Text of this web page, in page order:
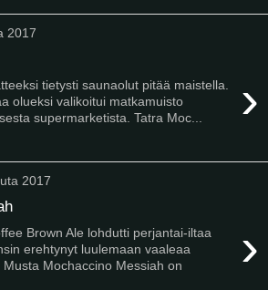
2017
›
tietysti saunaolut pitää maistella.
olueksi valikoitui matkamuisto
supermarketista. Tatra Moc...
2017
›
Brown Ale lohdutti perjantai-iltaa
erehtynyt luulemaan vaaleaa
Mochaccino Messiah on